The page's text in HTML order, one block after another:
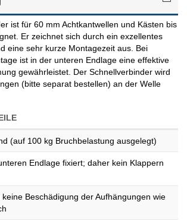
ist für 60 mm Achtkantwellen und Kästen bis
Er zeichnet sich durch ein exzellentes
eine sehr kurze Montagezeit aus. Bei
ist in der unteren Endlage eine effektive
gewährleistet. Der Schnellverbinder wird
(bitte separat bestellen) an der Welle
(auf 100 kg Bruchbelastung ausgelegt)
Endlage fixiert; daher kein Klappern
Beschädigung der Aufhängungen wie